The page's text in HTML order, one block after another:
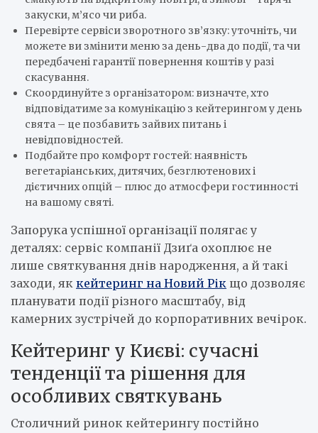
закуски, м’ясо чи риба.
Перевірте сервіси зворотного зв’язку: уточніть, чи
можете ви змінити меню за день-два до події, та чи
передбачені гарантії повернення коштів у разі
скасування.
Скоординуйте з організатором: визначте, хто
відповідатиме за комунікацію з кейтерингом у день
свята – це позбавить зайвих питань і
невідповідностей.
Подбайте про комфорт гостей: наявність
вегетаріанських, дитячих, безглютенових і
дієтичних опцій – плюс до атмосфери гостинності
на вашому святі.
Запорука успішної організації полягає у
деталях: сервіс компанії Дзиґа охоплює не
лише святкування днів народження, а й такі
заходи, як кейтеринг на Новий Рік що дозволяє
планувати події різного масштабу, від
камерних зустрічей до корпоративних вечірок.
Кейтеринг у Києві: сучасні
тенденції та рішення для
особливих святкувань
Столичний ринок кейтерингу постійно